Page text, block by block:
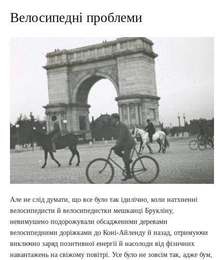
Велосипедні проблеми
Але не слід думати, що все було так ідилічно, коли натхненні
велосипедисти й велосипедистки мешканці Брукліну,
невимушено подорожували обсадженими деревами
велосипедними доріжками до Коні-Айленду й назад, отримуючи
виключно заряд позитивної енергії й насолоди від фізичних
навантажень на свіжому повітрі. Усе було не зовсім так, адже бум,